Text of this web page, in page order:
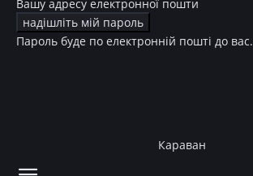
Вашу адресу електронної пошти
Пароль буде по електронній пошті до вас.
Караван